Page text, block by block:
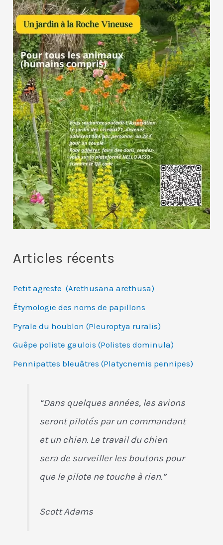
Articles récents
Petit agreste (Arethusana arethusa)
Étymologie des noms de papillons
Pyrale du houblon (Pleuroptya ruralis)
Guêpe poliste gaulois (Polistes dominula)
Pennipattes bleuâtres (Platycnemis pennipes)
“Dans quelques années, les avions
seront pilotés par un commandant
et un chien. Le travail du chien
sera de surveiller les boutons pour
que le pilote ne touche à rien.”
Scott Adams